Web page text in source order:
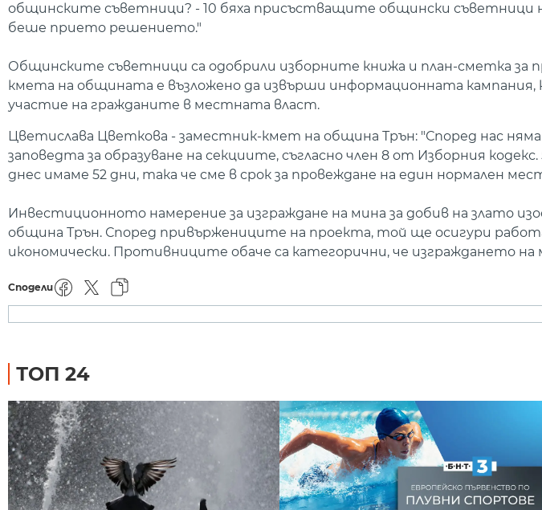
общинските съветници? - 10 бяха присъстващите общински съветници
беше прието решението."
Общинските съветници са одобрили изборните книжа и план-сметка за
кмета на общината е възложено да извърши информационната кампания,
участие на гражданите в местната власт.
Цветислава Цветкова - заместник-кмет на община Трън: "Според нас няма
заповедта за образуване на секциите, съгласно член 8 от Изборния
днес имаме 52 дни, така че сме в срок за провеждане на един нормален
Инвестиционното намерение за изграждане на мина за добив на злато
община Трън. Според привържениците на проекта, той ще осигури
икономически. Противниците обаче са категорични, че изграждането
Сподели
ТОП 24